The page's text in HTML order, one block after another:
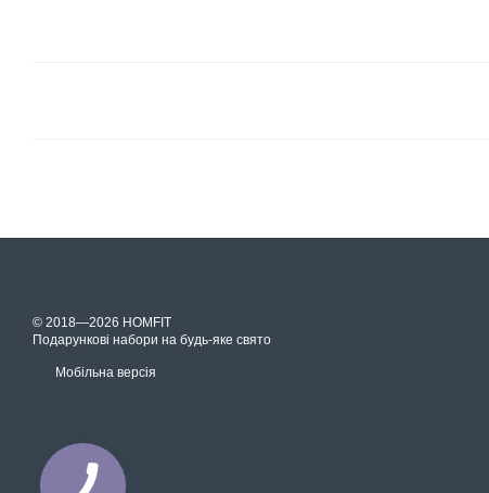
© 2018—2026 HOMFIT
Подарункові набори на будь-яке свято
Мобільна версія